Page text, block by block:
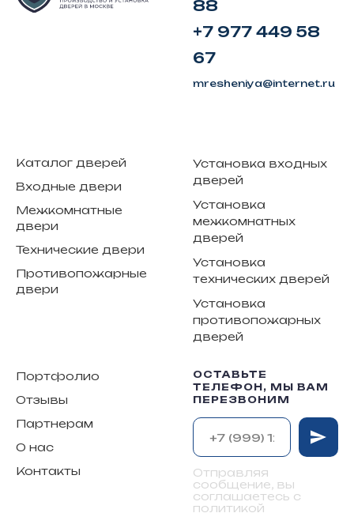
88
+7 977 449 58
67
mresheniya@internet.ru
Каталог дверей
Входные двери
Межкомнатные
двери
Технические двери
Противопожарные
двери
Установка входных
дверей
Установка
межкомнатных
дверей
Установка
технических дверей
Установка
противопожарных
дверей
Портфолио
Отзывы
Партнерам
О нас
Контакты
ОСТАВЬТЕ
ТЕЛЕФОН, МЫ ВАМ
ПЕРЕЗВОНИМ
Отправляя
сообщение, вы
соглашаетесь с
политикой